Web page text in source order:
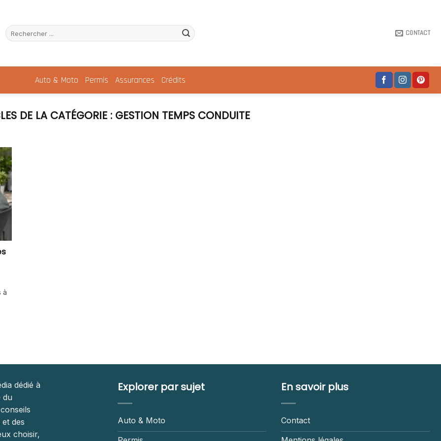
CONTACT
Auto & Moto Permis Assurances Crédits
GESTION TEMPS CONDUITE
à
dédié à
du
des
choisir,
Explorer par sujet
Auto & Moto
En savoir plus
Contact